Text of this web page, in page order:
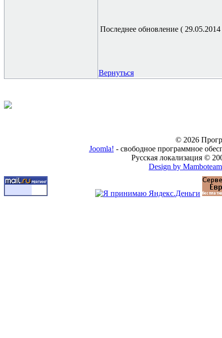
Последнее обновление ( 29.05.2014
Вернуться
© 2026
Joomla! - свободное программное
Русская локализация ©
Design by